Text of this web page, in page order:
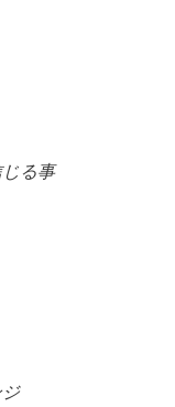
る事